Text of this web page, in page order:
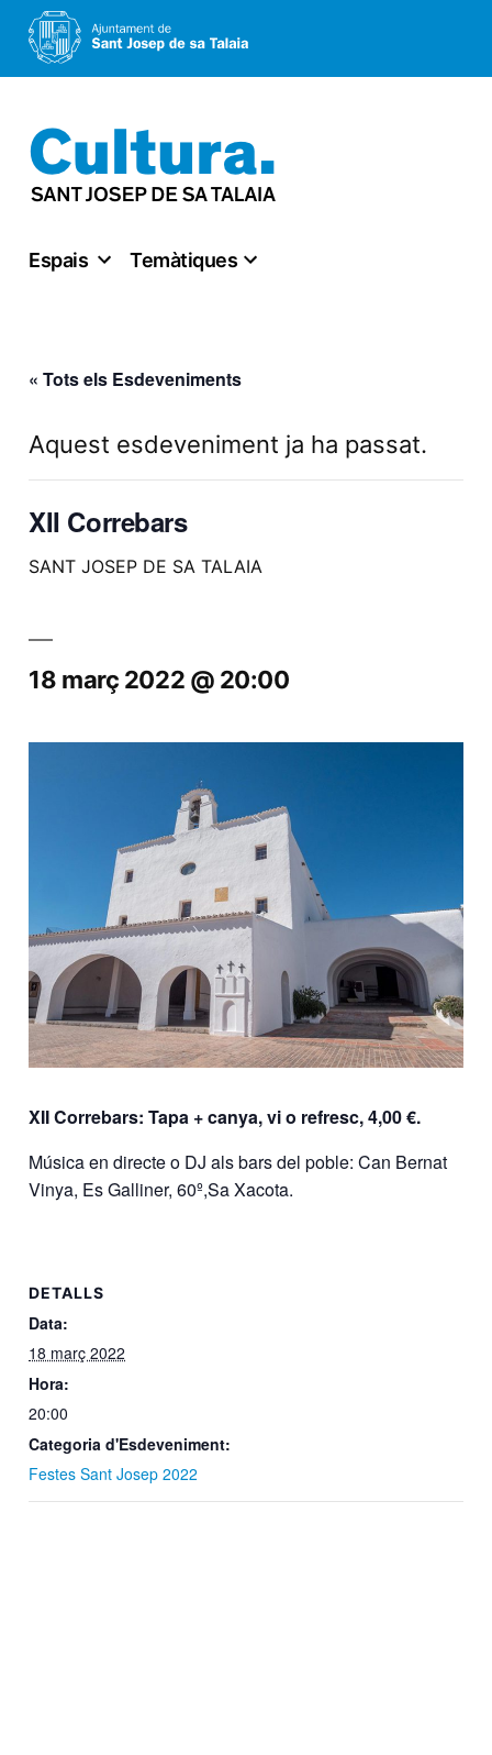
al
contingut
Espais Temàtiques
« Tots els Esdeveniments
Aquest esdeveniment ja ha passat.
XII Correbars
SANT JOSEP DE SA TALAIA
18 març 2022 @ 20:00
XII Correbars: Tapa + canya, vi o refresc, 4,00 €.
Música en directe o DJ als bars del poble: Can Bernat
Vinya, Es Galliner, 60º,Sa Xacota.
DETALLS
Data:
18 març 2022
Hora:
20:00
Categoria d'Esdeveniment:
Festes Sant Josep 2022